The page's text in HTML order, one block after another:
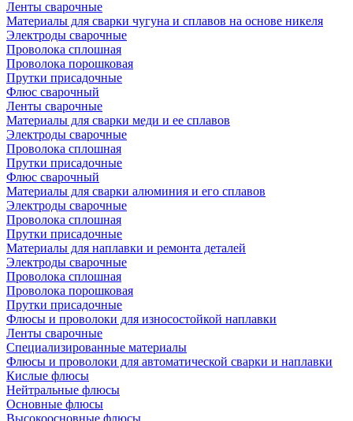
Ленты сварочные
Материалы для сварки чугуна и сплавов на основе никеля
Электроды сварочные
Проволока сплошная
Проволока порошковая
Прутки присадочные
Флюс сварочный
Ленты сварочные
Материалы для сварки меди и ее сплавов
Электроды сварочные
Проволока сплошная
Прутки присадочные
Флюс сварочный
Материалы для сварки алюминия и его сплавов
Электроды сварочные
Проволока сплошная
Прутки присадочные
Материалы для наплавки и ремонта деталей
Электроды сварочные
Проволока сплошная
Проволока порошковая
Прутки присадочные
Флюсы и проволоки для износостойкой наплавки
Ленты сварочные
Специализированные материалы
Флюсы и проволоки для автоматической сварки и наплавки
Кислые флюсы
Нейтральные флюсы
Основные флюсы
Высокоосновные флюсы